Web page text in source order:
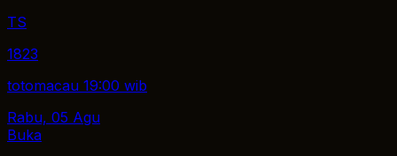
TS
1823
totomacau 19:00 wib
Rabu, 05 Agu
Buka